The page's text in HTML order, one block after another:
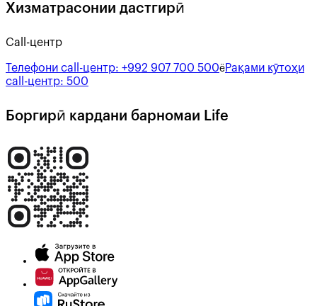
Хизматрасонии дастгирӣ
Call-центр
Телефони call-центр: +992 907 700 500ёРақами кӯтоҳи
call-центр: 500
Боргирӣ кардани барномаи Life